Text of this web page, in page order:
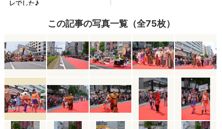
この記事の写真一覧（全75枚）